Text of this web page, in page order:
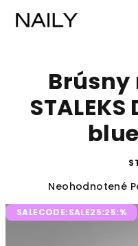
Priemerné
produktu
Neohodnotené
SALECODE:SALE25:25:%